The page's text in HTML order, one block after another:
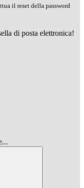
il reset della password
di posta elettronica!